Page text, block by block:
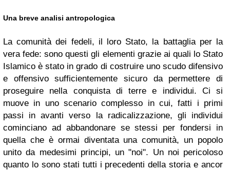
Una breve analisi antropologica
La comunità dei fedeli, il loro Stato, la battaglia per la
vera fede: sono questi gli elementi grazie ai quali lo Stato
Islamico è stato in grado di costruire uno scudo difensivo
e offensivo sufficientemente sicuro da permettere di
proseguire nella conquista di terre e individui. Ci si
muove in uno scenario complesso in cui, fatti i primi
passi in avanti verso la radicalizzazione, gli individui
cominciano ad abbandonare se stessi per fondersi in
quella che è ormai diventata una comunità, un popolo
unito da medesimi principi, un "noi". Un noi pericoloso
quanto lo sono stati tutti i precedenti della storia e ancor